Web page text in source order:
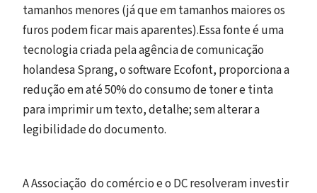
tamanhos menores (já que em tamanhos maiores os
furos podem ficar mais aparentes).Essa fonte é uma
tecnologia criada pela agência de comunicação
holandesa Sprang, o software Ecofont, proporciona a
redução em até 50% do consumo de toner e tinta
para imprimir um texto, detalhe; sem alterar a
legibilidade do documento.
A Associação do comércio e o DC resolveram investir